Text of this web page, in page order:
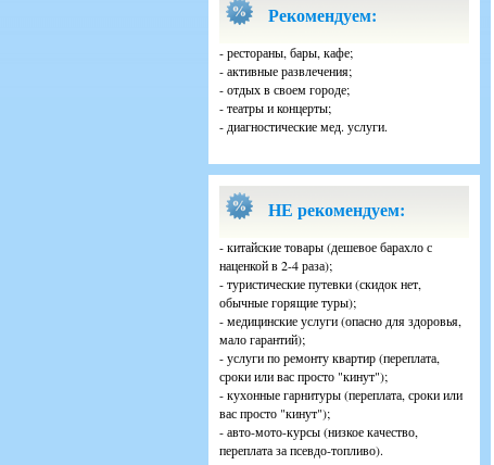
Рекомендуем:
- рестораны, бары, кафе;
- активные развлечения;
- отдых в своем городе;
- театры и концерты;
- диагностические мед. услуги.
НЕ рекомендуем:
- китайские товары (дешевое барахло с
наценкой в 2-4 раза);
- туристические путевки (скидок нет,
обычные горящие туры);
- медицинские услуги (опасно для здоровья,
мало гарантий);
- услуги по ремонту квартир (переплата,
сроки или вас просто "кинут");
- кухонные гарнитуры (переплата, сроки или
вас просто "кинут");
- авто-мото-курсы (низкое качество,
переплата за псевдо-топливо).